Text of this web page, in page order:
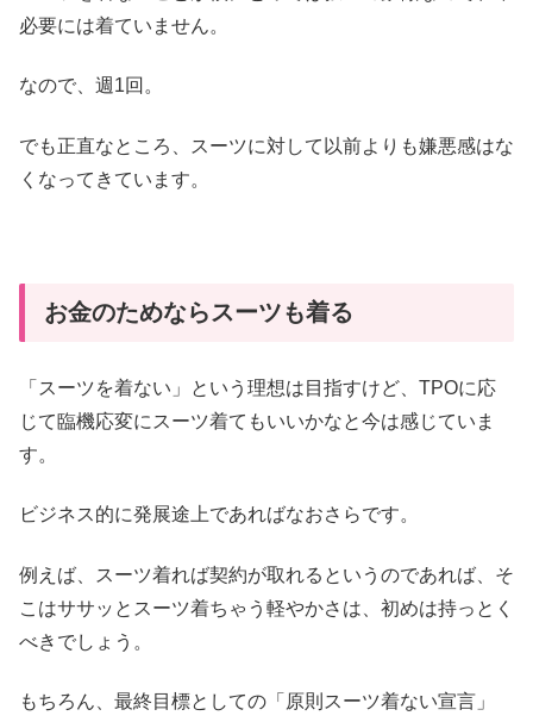
必要には着ていません。
なので、週1回。
でも正直なところ、スーツに対して以前よりも嫌悪感はな
くなってきています。
お金のためならスーツも着る
「スーツを着ない」という理想は目指すけど、TPOに応
じて臨機応変にスーツ着てもいいかなと今は感じていま
す。
ビジネス的に発展途上であればなおさらです。
例えば、スーツ着れば契約が取れるというのであれば、そ
こはササッとスーツ着ちゃう軽やかさは、初めは持っとく
べきでしょう。
もちろん、最終目標としての「原則スーツ着ない宣言」